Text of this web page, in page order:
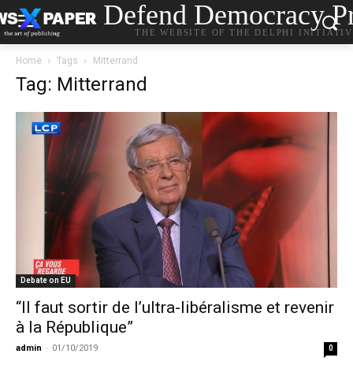
Defend Democracy
THE WEBSITE OF THE DELPHI
Home Tags Mitterrand
Tag: Mitterrand
Debate on EU
“Il faut sortir de l’ultra-libéralisme et revenir
à la République”
admin - 01/10/2019 0